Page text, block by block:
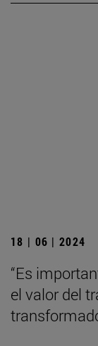
18 | 06 | 2024
“Es
el valor del